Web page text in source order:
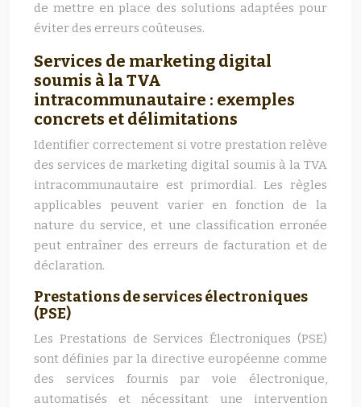
de mettre en place des solutions adaptées pour
éviter des erreurs coûteuses.
Services de marketing digital
soumis à la TVA
intracommunautaire : exemples
concrets et délimitations
Identifier correctement si votre prestation relève
des services de marketing digital soumis à la TVA
intracommunautaire est primordial. Les règles
applicables peuvent varier en fonction de la
nature du service, et une classification erronée
peut entraîner des erreurs de facturation et de
déclaration.
Prestations de services électroniques
(PSE)
Les Prestations de Services Électroniques (PSE)
sont définies par la directive européenne comme
des services fournis par voie électronique,
automatisés et nécessitant une intervention